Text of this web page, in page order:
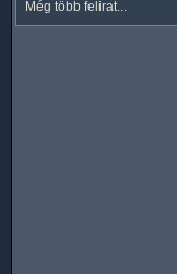
Még több felirat...